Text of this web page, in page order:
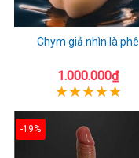
Chym giả nhìn là phê
1.000.000₫
-19%